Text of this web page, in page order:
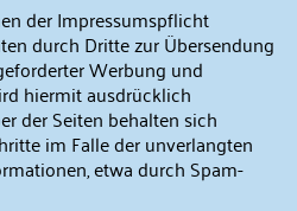
der Impressumspflicht
durch Dritte zur Übersendung
Werbung und
hiermit ausdrücklich
der Seiten behalten sich
im Falle der unverlangten
etwa durch Spam-